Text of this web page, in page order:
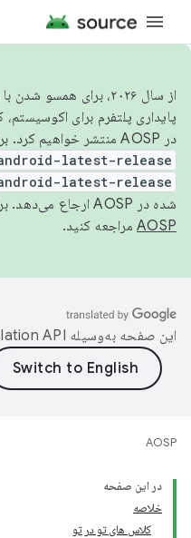
از سال ۲۰۲۶، برای
پایداری پلتفرم برای
در AOSP منتشر خواهیم کرد. برای ساخت و مشارکت در AOSP،
latest-release
latest-release
شده در AOSP ارجاع می‌دهد. برای اطلاعات بیشتر، به
AOSP مراجعه کنید.
این صفحه به‌وسیله
AOSP
در این صفحه
خلاصه
کلاس های تو در تو